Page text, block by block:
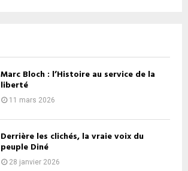
Marc Bloch : l’Histoire au service de la
liberté
11 mars 2026
Derrière les clichés, la vraie voix du
peuple Diné
28 janvier 2026